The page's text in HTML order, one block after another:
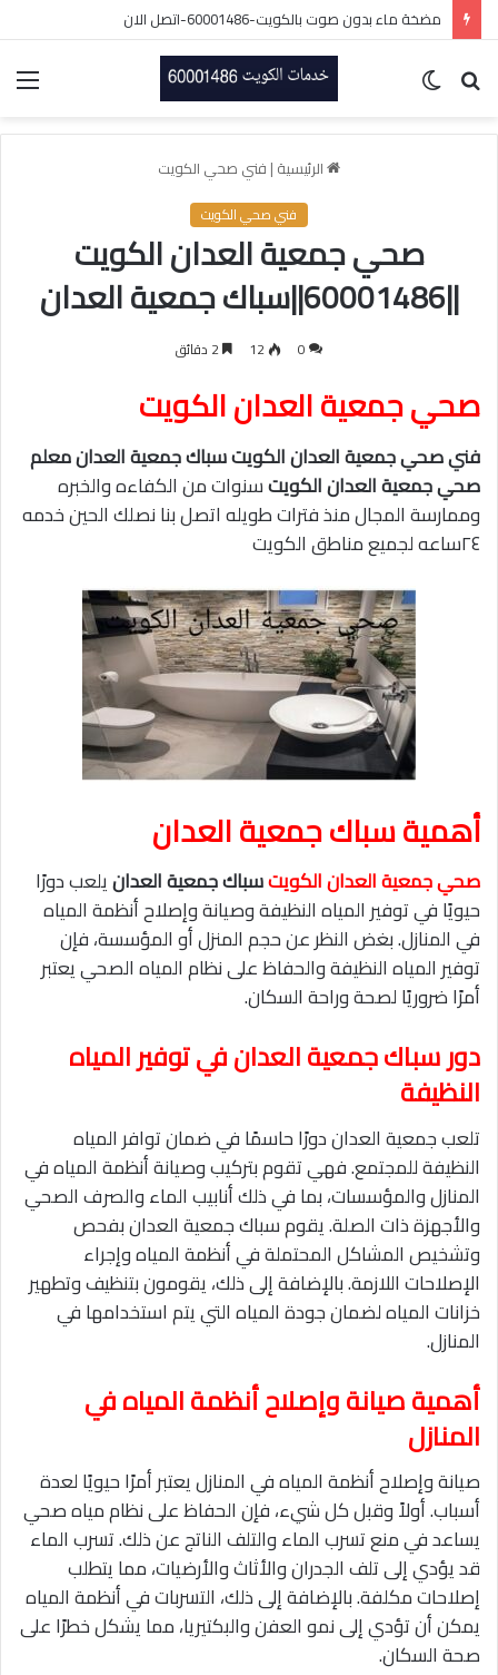
مضخة ماء بدون صوت بالكويت-60001486-اتصل الان
بحث
الرئيسية | فني صحي الكويت
فني صحي الكويت
صحي جمعية العدان الكويت
||60001486||سباك جمعية العدان
0
12
صحي جمعية العدان الكويت
فني صحي جمعية العدان الكويت سباك جمعية العدان معلم
صحي جمعية العدان الكويتسنوات من الكفاءه والخبره
وممارسة المجال منذ فترات طويله اتصل بنا نصلك الحين خدمه
٢٤ساعه لجميع مناطق الكويت
أهمية سباك جمعية العدان
صحي جمعية العدان الكويتسباك جمعية العدانيلعب دورًا
حيويًا في توفير المياه النظيفة وصيانة وإصلاح أنظمة المياه
في المنازل. بغض النظر عن حجم المنزل أو المؤسسة، فإن
توفير المياه النظيفة والحفاظ على نظام المياه الصحي يعتبر
أمرًا ضروريًا لصحة وراحة السكان.
دور سباك جمعية العدان في توفير المياه
النظيفة
تلعب جمعية العدان دورًا حاسمًا في ضمان توافر المياه
النظيفة للمجتمع. فهي تقوم بتركيب وصيانة أنظمة المياه في
المنازل والمؤسسات، بما في ذلك أنابيب الماء والصرف الصحي
والأجهزة ذات الصلة. يقوم سباك جمعية العدان بفحص
وتشخيص المشاكل المحتملة في أنظمة المياه وإجراء
الإصلاحات اللازمة. بالإضافة إلى ذلك، يقومون بتنظيف وتطهير
خزانات المياه لضمان جودة المياه التي يتم استخدامها في
المنازل.
أهمية صيانة وإصلاح أنظمة المياه في
المنازل
صيانة وإصلاح أنظمة المياه في المنازل يعتبر أمرًا حيويًا لعدة
أسباب. أولاً وقبل كل شيء، فإن الحفاظ على نظام مياه صحي
يساعد في منع تسرب الماء والتلف الناتج عن ذلك. تسرب الماء
قد يؤدي إلى تلف الجدران والأثاث والأرضيات، مما يتطلب
إصلاحات مكلفة. بالإضافة إلى ذلك، التسربات في أنظمة المياه
يمكن أن تؤدي إلى نمو العفن والبكتيريا، مما يشكل خطرًا على
صحة السكان.